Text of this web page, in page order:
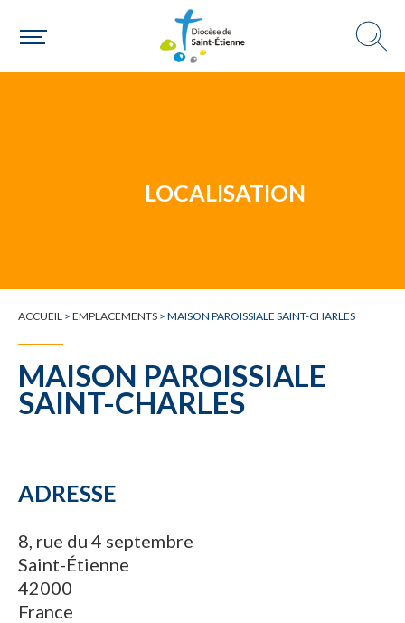
Un mouvement
LOCALISATION
ACCUEIL > EMPLACEMENTS > MAISON PAROISSIALE SAINT-CHARLES
MAISON PAROISSIALE
SAINT-CHARLES
ADRESSE
8, rue du 4 septembre
Saint-Étienne
42000
France